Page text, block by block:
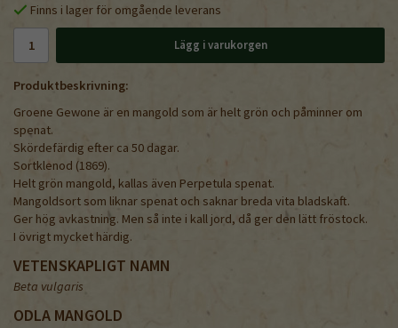
Finns i lager för omgående leverans
Lägg i varukorgen
Produktbeskrivning:
Groene Gewone är en mangold som är helt grön och påminner om
spenat.
Skördefärdig efter ca 50 dagar.
Sortklenod (1869).
Helt grön mangold, kallas även Perpetula spenat.
Mangoldsort som liknar spenat och saknar breda vita bladskaft.
Ger hög avkastning. Men så inte i kall jord, då ger den lätt fröstock.
I övrigt mycket härdig.
VETENSKAPLIGT NAMN
Beta vulgaris
ODLA MANGOLD